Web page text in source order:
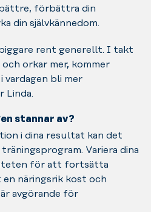
förbättra din
din självkännedom.
rent generellt. I takt
orkar mer, kommer
vardagen bli mer
Linda.
stannar av?
i dina resultat kan det
Variera dina
för att fortsätta
näringsrik kost och
avgörande för